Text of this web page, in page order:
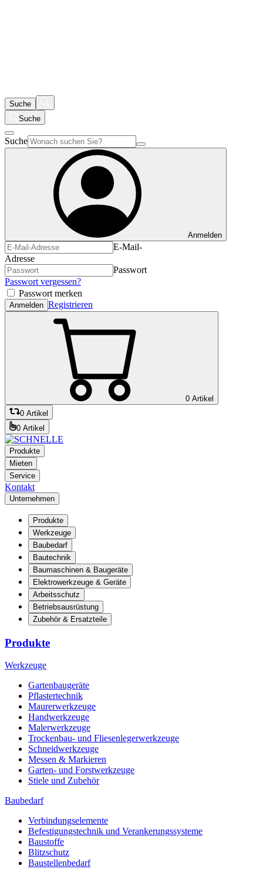
Suche
Suche
Suche
Anmelden
E-Mail-
Adresse
Passwort
Passwort vergessen?
Passwort merken
Anmelden Registrieren
0 Artikel
0 Artikel
0 Artikel
Produkte
Mieten
Service
Kontakt
Unternehmen
Produkte
Werkzeuge
Baubedarf
Bautechnik
Baumaschinen & Baugeräte
Elektrowerkzeuge & Geräte
Arbeitsschutz
Betriebsausrüstung
Zubehör & Ersatzteile
Produkte
Werkzeuge
Gartenbaugeräte
Pflastertechnik
Maurerwerkzeuge
Handwerkzeuge
Malerwerkzeuge
Trockenbau- und Fliesenlegerwerkzeuge
Schneidwerkzeuge
Messen & Markieren
Garten- und Forstwerkzeuge
Stiele und Zubehör
Baubedarf
Verbindungselemente
Befestigungstechnik und Verankerungssysteme
Baustoffe
Blitzschutz
Baustellenbedarf